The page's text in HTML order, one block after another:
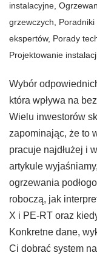
instalacyjne,
grzewczych,
ekspertów, Porady
Projektowanie
Wybór
która wpływa na
Wielu inwestorów
zapominając, że to
pracuje najdłużej i
artykule
ogrzewania
roboczą, jak
X i PE-RT oraz
Konkretne dane,
Ci dobrać system